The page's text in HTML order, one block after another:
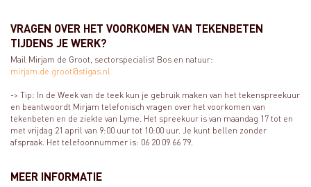
VRAGEN OVER HET VOORKOMEN VAN TEKENBETEN
TIJDENS JE WERK?
Mail Mirjam de Groot, sectorspecialist Bos en natuur:
mirjam.de.groot@stigas.nl
-> Tip: In de Week van de teek kun je gebruik maken van het tekenspreekuur
en beantwoordt Mirjam telefonisch vragen over het voorkomen van
tekenbeten en de ziekte van Lyme. Het spreekuur is van maandag 17 tot en
met vrijdag 21 april van 9:00 uur tot 10:00 uur. Je kunt bellen zonder
afspraak. Het telefoonnummer is: 06 20 09 66 79.
MEER INFORMATIE